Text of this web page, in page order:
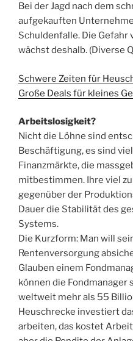
Bei der Jagd nach dem
aufgekauften
Schuldenfalle. Die Gefahr
wächst deshalb. (Diverse
Schwere Zeiten für
Große Deals für kleines
Arbeitslosigkeit?
Nicht die Löhne sind
Beschäftigung, es sind
Finanzmärkte, die
mitbestimmen. Ihre viel
gegenüber der
Dauer die Stabilität des
Systems.
Die Kurzform: Man will
Rentenversorgung
Glauben einem
können die Fondmanager
weltweit mehr als 55
Heuschrecke investiert
arbeiten, das kostet